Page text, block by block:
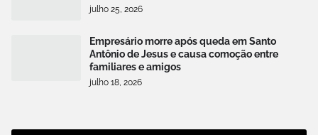
julho 25, 2026
Empresário morre após queda em Santo
Antônio de Jesus e causa comoção entre
familiares e amigos
julho 18, 2026